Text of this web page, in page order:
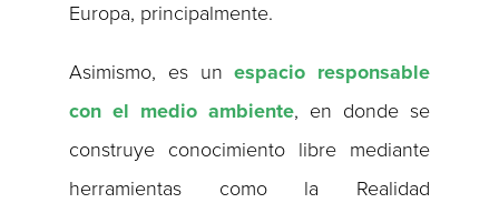
Europa, principalmente.
Asimismo, es unespacio responsable
con el medio ambiente, en donde se
construye conocimiento libre mediante
herramientas como la Realidad